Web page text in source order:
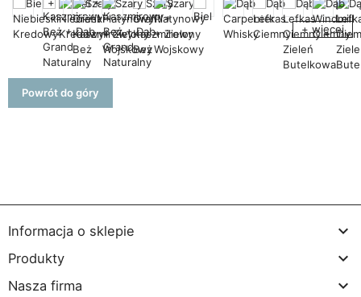
+ więcej
Powrót do góry
Informacja o sklepie 
Produkty 
Nasza firma 